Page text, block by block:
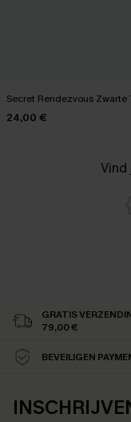
Secret Rendezvous Zwarte
24,00 €
Vind
GRATIS
79,00 €
BEVEILIGEN